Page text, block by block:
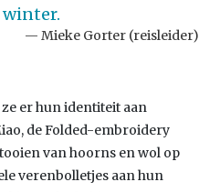
winter.
Mieke Gorter (reisleider)
er hun identiteit aan
de Folded-embroidery
van hoorns en wol op
verenbolletjes aan hun